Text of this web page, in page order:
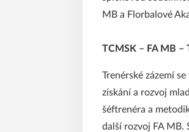
MB a Florbalové
TCMSK – FA MB –
Trenérské zázemí
získání a rozvoj
šéftrenéra a
další rozvoj FA